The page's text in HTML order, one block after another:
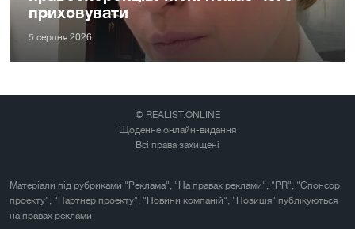
приховувати
5 серпня 2026
© REALIST.ONLINE
Щоденне онлайн-видання
Всі права захищені
Матеріали під рубриками "Реклама", "На правах реклами", "PR", "Спонсор
проекту", "Партнер проекту", "Новини компаній", "Позиція" публікуються
на правах реклами